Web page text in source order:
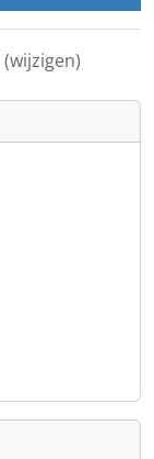
(wijzigen)